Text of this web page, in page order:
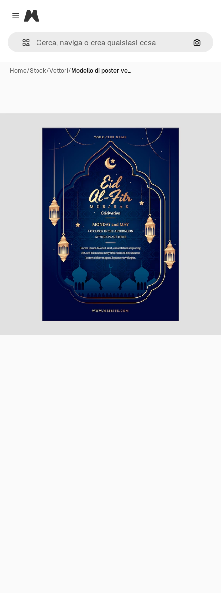
Close menu
Magnific
Cerca
Home/Stock/Vettori/Modello di poster ve…